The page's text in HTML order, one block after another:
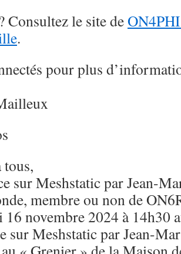
Consultez le site de
.
pour plus
sur Meshstatic par Jean-
membre ou non de
16 novembre 2024 à 14h30
sur Meshstatic par Jean-